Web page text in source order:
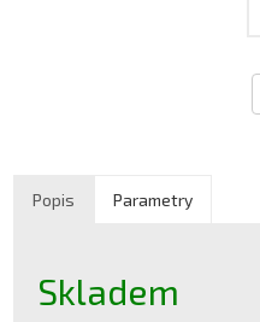
Popis Parametry
Skladem